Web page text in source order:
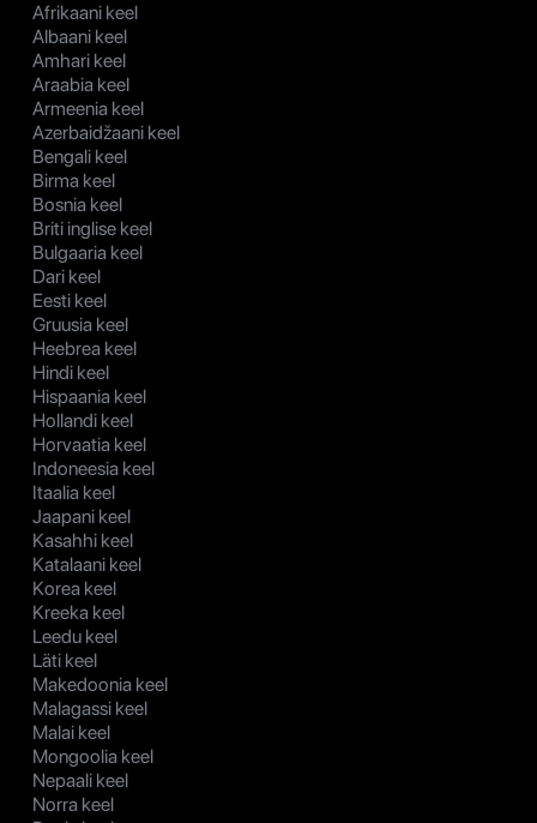
Afrikaani keel
Albaani keel
Amhari keel
Araabia keel
Armeenia keel
Azerbaidžaani keel
Bengali keel
Birma keel
Bosnia keel
Briti inglise keel
Bulgaaria keel
Dari keel
Eesti keel
Gruusia keel
Heebrea keel
Hindi keel
Hispaania keel
Hollandi keel
Horvaatia keel
Indoneesia keel
Itaalia keel
Jaapani keel
Kasahhi keel
Katalaani keel
Korea keel
Kreeka keel
Leedu keel
Läti keel
Makedoonia keel
Malagassi keel
Malai keel
Mongoolia keel
Nepaali keel
Norra keel